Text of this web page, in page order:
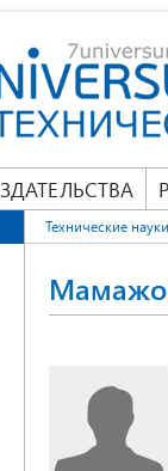
Технические науки